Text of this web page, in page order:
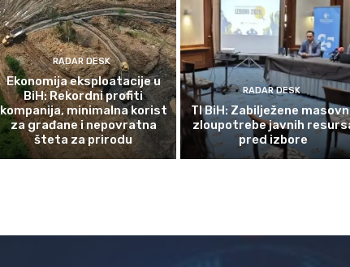
RADAR DESK
Ekonomija eksploatacije u
BiH: Rekordni profiti
kompanija, minimalna korist
za građane i nepovratna
šteta za prirodu
RADAR DESK
TI BiH: Zabilježene
zloupotrebe javnih
pred izbore